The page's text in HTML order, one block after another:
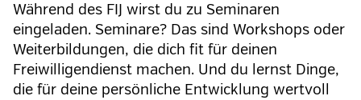
Während des FIJ wirst du zu Seminaren
eingeladen. Seminare? Das sind Workshops oder
Weiterbildungen, die dich fit für deinen
Freiwilligendienst machen. Und du lernst Dinge,
die für deine persönliche Entwicklung wertvoll